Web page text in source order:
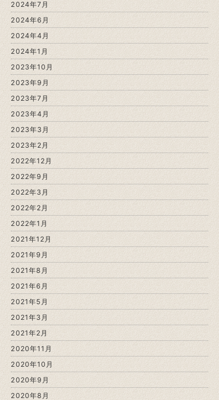
2024年7月
2024年6月
2024年4月
2024年1月
2023年10月
2023年9月
2023年7月
2023年4月
2023年3月
2023年2月
2022年12月
2022年9月
2022年3月
2022年2月
2022年1月
2021年12月
2021年9月
2021年8月
2021年6月
2021年5月
2021年3月
2021年2月
2020年11月
2020年10月
2020年9月
2020年8月